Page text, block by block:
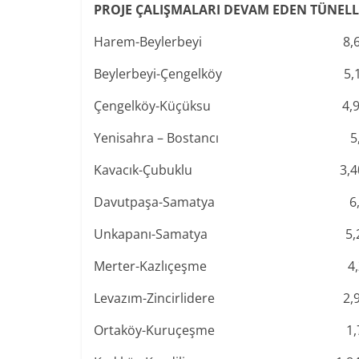
PROJE ÇALIŞMALARI DEVAM EDEN
Harem-Beylerbeyi
Beylerbeyi-Çengelköy
Çengelköy-Küçüksu
Yenisahra – Bostancı
Kavacık-Çubuklu
Davutpaşa-Samatya
Unkapanı-Samatya
Merter-Kazlıçeşme
Levazım-Zincirlidere
Ortaköy-Kuruçeşme